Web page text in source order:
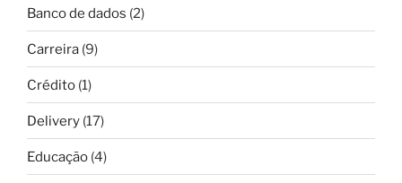
Banco de dados (2)
Carreira (9)
Crédito (1)
Delivery (17)
Educação (4)